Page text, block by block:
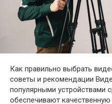
Как правильно выбрать
советы и рекомендации
популярными устройствами
обеспечивают